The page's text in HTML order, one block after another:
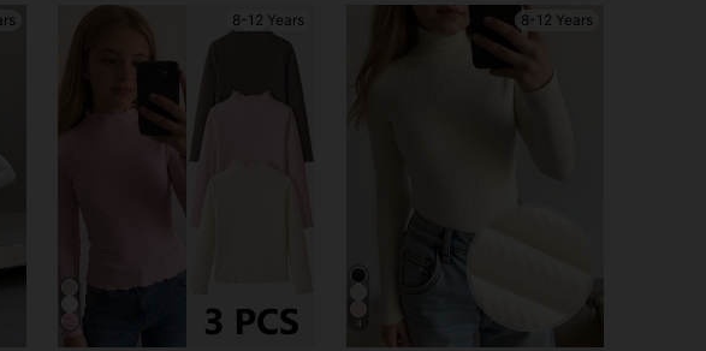
8-12 Years 8-12 Years
4